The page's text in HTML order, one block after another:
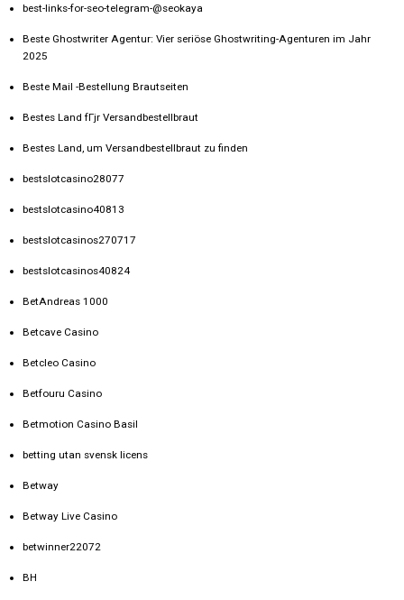
best-links-for-seo-telegram-@seokaya
Beste Ghostwriter Agentur: Vier seriöse Ghostwriting-Agenturen im Jahr
2025
Beste Mail -Bestellung Brautseiten
Bestes Land fГјr Versandbestellbraut
Bestes Land, um Versandbestellbraut zu finden
bestslotcasino28077
bestslotcasino40813
bestslotcasinos270717
bestslotcasinos40824
BetAndreas 1000
Betcave Casino
Betcleo Casino
Betfouru Casino
Betmotion Casino Basil
betting utan svensk licens
Betway
Betway Live Casino
betwinner22072
BH